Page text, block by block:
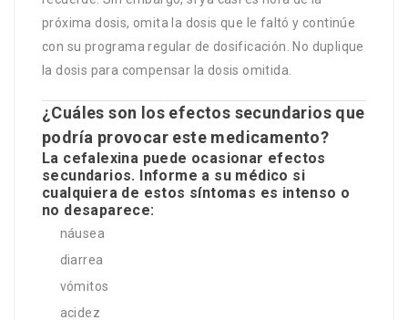
próxima dosis, omita la dosis que le faltó y continúe
con su programa regular de dosificación. No duplique
la dosis para compensar la dosis omitida.
¿Cuáles son los efectos secundarios que
podría provocar este medicamento?
La cefalexina puede ocasionar efectos
secundarios. Informe a su médico si
cualquiera de estos síntomas es intenso o
no desaparece:
náusea
diarrea
vómitos
acidez